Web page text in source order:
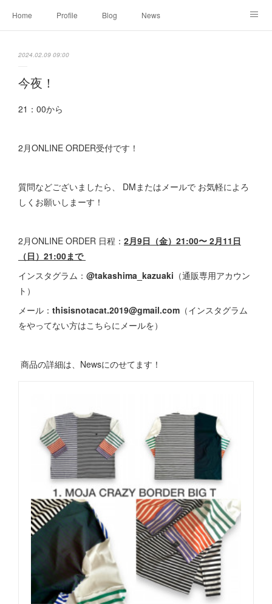
Home Profile Blog News
2024.02.09 09:00
今夜！
21：00から
2月ONLINE ORDER受付です！
質問などございましたら、 DMまたはメールで お気軽によろ
しくお願いしまーす！
2月ONLINE ORDER 日程： 2月9日（金）21:00〜 2月11日
（日）21:00まで
インスタグラム： @takashima_kazuaki （通販専用アカウン
ト）
メール： thisisnotacat.2019@gmail.com （インスタグラム
をやってない方はこちらにメールを）
商品の詳細は、Newsにのせてます！